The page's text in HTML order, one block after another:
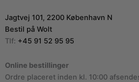
Jagtvej 101, 2200 København N
Bestil på Wolt
Tlf: +45 91 52 95 95
Online bestillinger
Ordre placeret inden kl. 10:00